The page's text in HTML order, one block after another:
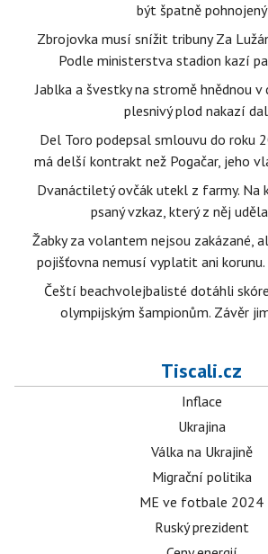
být špatně pohnojený
Zbrojovka musí snížit tribuny Za
Podle ministerstva stadion kazí
Jablka a švestky na stromě hnědnou v
plesnivý plod nakazí
Del Toro podepsal smlouvu do roku
má delší kontrakt než Pogačar, jeho
Dvanáctiletý ovčák utekl z farmy. Na
psaný vzkaz, který z něj
Žabky za volantem nejsou zakázané,
pojišťovna nemusí vyplatit ani
Čeští beachvolejbalisté dotáhli
olympijským šampionům. Závěr
Tiscali.cz
Inflace
Ukrajina
Válka na Ukrajině
Migrační politika
ME ve fotbale 2024
Ruský prezident